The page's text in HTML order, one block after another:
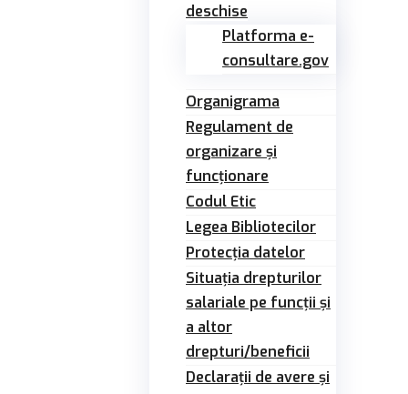
deschise
Platforma e-
consultare.gov
Organigrama
Regulament de
organizare și
funcționare
Codul Etic
Legea Bibliotecilor
Protecția datelor
Situația drepturilor
salariale pe funcții și
a altor
drepturi/beneficii
Declarații de avere și